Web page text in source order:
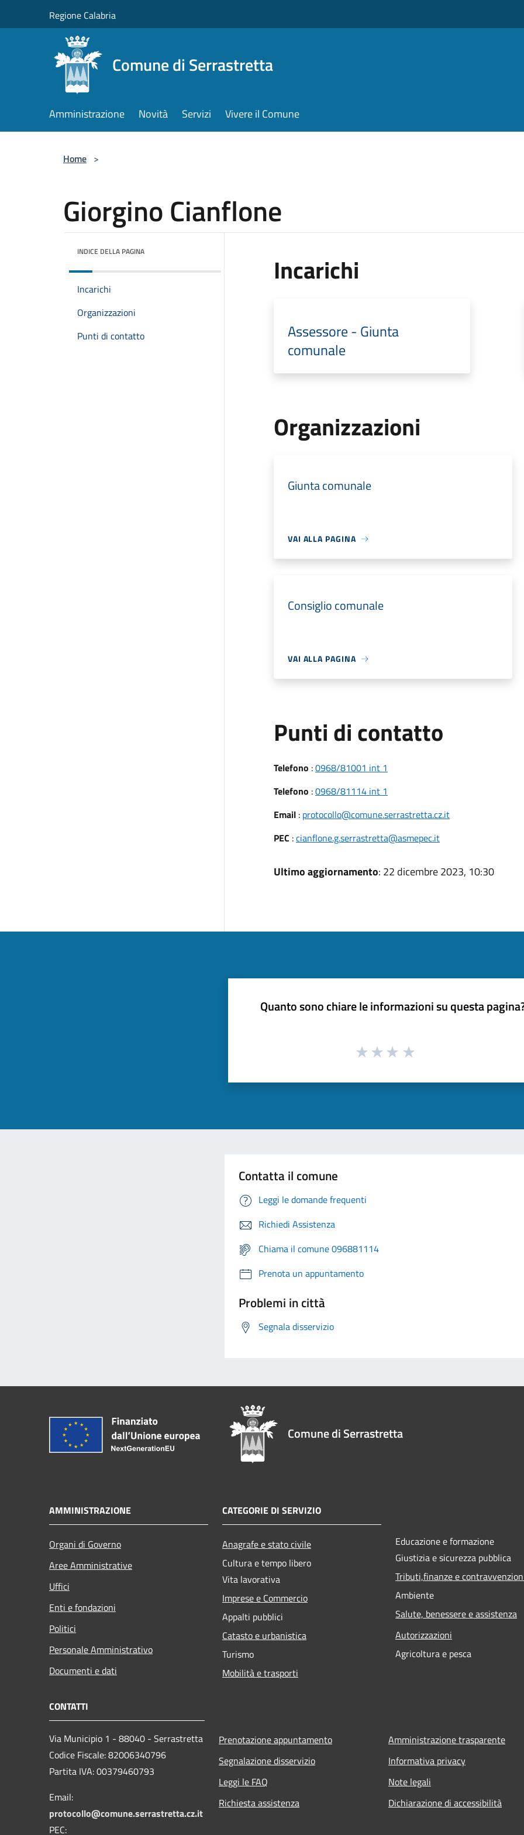
Regione Calabria
Comune di Serrastretta
Amministrazione Novità Servizi Vivere il Comune
Home >
Giorgino Cianflone
INDICE DELLA PAGINA
Incarichi
Organizzazioni
Punti di contatto
Incarichi
Assessore - Giunta
comunale
Organizzazioni
Giunta comunale
VAI ALLA PAGINA
Consiglio comunale
VAI ALLA PAGINA
Punti di contatto
Telefono :0968/81001 int 1
Telefono :0968/81114 int 1
Email: protocollo@comune.serrastretta.cz.it
PEC :cianflone.g.serrastretta@asmepec.it
Ultimo aggiornamento: 22 dicembre 2023, 10:30
Quanto sono chiare le informazioni su questa
Contatta il comune
Leggi le domande frequenti
Richiedi Assistenza
Chiama il comune 096881114
Prenota un appuntamento
Problemi in città
Segnala disservizio
Comune di Serrastretta
AMMINISTRAZIONE
Organi di Governo
Aree Amministrative
Uffici
Enti e fondazioni
Politici
Personale Amministrativo
Documenti e dati
CATEGORIE DI SERVIZIO
Anagrafe e stato civile
Cultura e tempo libero
Vita lavorativa
Imprese e Commercio
Appalti pubblici
Catasto e urbanistica
Turismo
Mobilità e trasporti
Educazione e formazione
Giustizia e sicurezza pubblica
Tributi,finanze e
Ambiente
Salute, benessere e assistenza
Autorizzazioni
Agricoltura e pesca
CONTATTI
Via Municipio 1 - 88040 - Serrastretta
Codice Fiscale: 82006340796
Partita IVA: 00379460793
Email:
protocollo@comune.serrastretta.cz.it
PEC:
Prenotazione appuntamento
Segnalazione disservizio
Leggi le FAQ
Richiesta assistenza
Amministrazione trasparente
Informativa privacy
Note legali
Dichiarazione di accessibilità